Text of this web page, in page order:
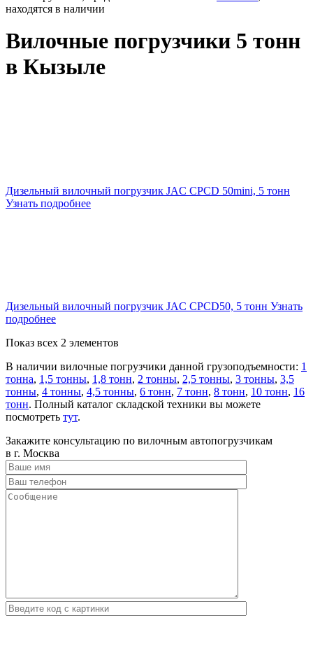
находятся в наличии
Вилочные погрузчики 5 тонн
в Кызыле
Дизельный вилочный погрузчик JAC CPCD 50mini, 5 тонн
Узнать подробнее
Дизельный вилочный погрузчик JAC CPCD50, 5 тонн Узнать
подробнее
Показ всех 2 элементов
В наличии вилочные погрузчики данной грузоподъемности: 1
тонна, 1,5 тонны, 1,8 тонн, 2 тонны, 2,5 тонны, 3 тонны, 3,5
тонны, 4 тонны, 4,5 тонны, 6 тонн, 7 тонн, 8 тонн, 10 тонн, 16
тонн. Полный каталог складской техники вы можете
посмотреть тут.
Закажите консультацию по вилочным автопогрузчикам
в г. Москва